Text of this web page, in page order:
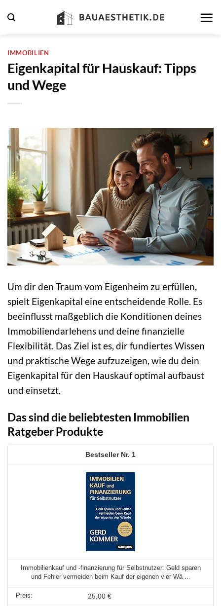
Inhalt
springen
IMMOBILIEN
Eigenkapital für Hauskauf: Tipps
und Wege
Um dir den Traum vom Eigenheim zu erfüllen,
spielt Eigenkapital eine entscheidende Rolle. Es
beeinflusst maßgeblich die Konditionen deines
Immobiliendarlehens und deine finanzielle
Flexibilität. Das Ziel ist es, dir fundiertes Wissen
und praktische Wege aufzuzeigen, wie du dein
Eigenkapital für den Hauskauf optimal aufbaust
und einsetzt.
Das sind die beliebtesten Immobilien
Ratgeber Produkte
1
Immobilienkauf und -finanzierung für Selbstnutzer: Geld sparen
und Fehler vermeiden beim Kauf der eigenen vier Wä ...
25,00 €